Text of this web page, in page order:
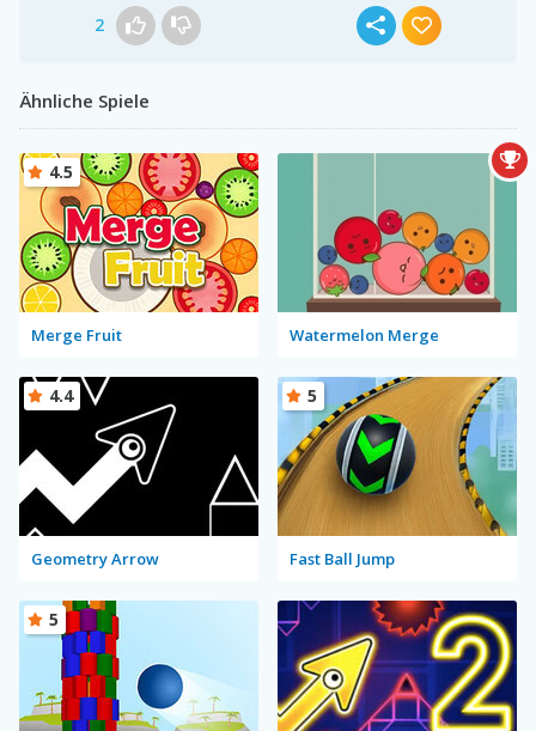
2
Ähnliche Spiele
Merge Fruit
4.5
Watermelon Merge
Geometry Arrow
4.4
Fast Ball Jump
5
5